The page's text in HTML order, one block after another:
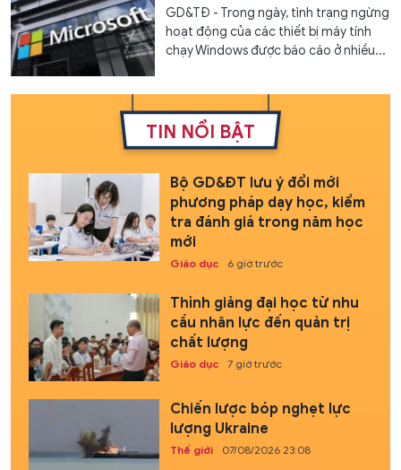
GD&TĐ - Trong ngày, tình trạng ngừng
hoạt động của các thiết bị máy tính
chạy Windows được báo cáo ở nhiều...
TIN NỔI BẬT
Bộ GD&ĐT lưu ý đổi mới
phương pháp dạy học, kiểm
tra đánh giá trong năm học
mới
Giáo dục 6 giờ trước
Thỉnh giảng đại học từ nhu
cầu nhân lực đến quản trị
chất lượng
Giáo dục 7 giờ trước
Chiến lược bóp nghẹt lực
lượng Ukraine
Thế giới 07/08/2026 23:08